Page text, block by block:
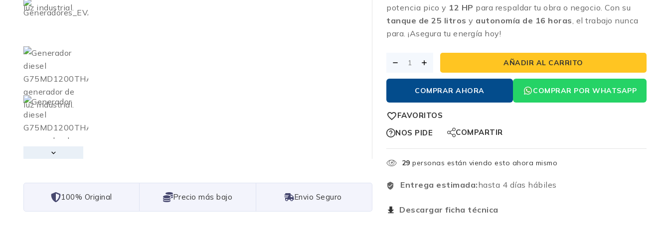
101% Original Lowest Price Free Shipping
potencia pico y 12 HP para respaldar tu obra o negocio. Con su
tanque de 25 litros y autonomía de 16 horas , el trabajo nunca
para. ¡Asegura tu energía hoy!
AÑADIR AL CARRITO
COMPRAR AHORA COMPRAR POR WHATSAPP
FAVORITOS
NOS PIDE
COMPARTIR
28 personas están viendo esto ahora mismo
Entrega estimada:hasta 4 días hábiles
Descargar ficha técnica